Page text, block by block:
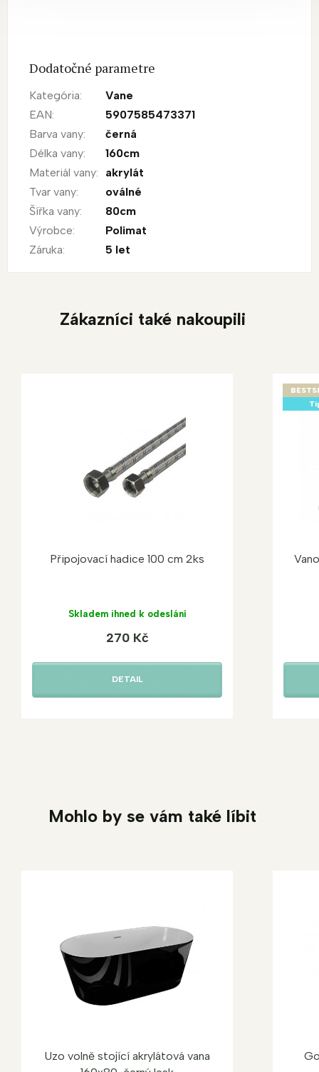
Dodatočné parametre
Kategória:
Vane
EAN:
5907585473371
Barva vany:
černá
Délka vany:
160cm
Materiál vany:
akrylát
Tvar vany:
oválné
Šířka vany:
80cm
Výrobce:
Polimat
Záruka: 5 let
Zákazníci také nakoupili
Připojovací hadice 100 cm 2ks
Skladem ihned k odeslání
270 Kč
DETAIL
Mohlo by se vám také líbit
Uzo volně stojící akrylátová vana